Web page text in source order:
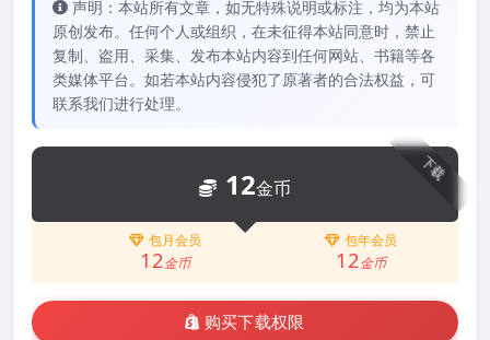
声明：本站所有文章，如无特殊说明或标注，均为本站
原创发布。任何个人或组织，在未征得本站同意时，禁止
复制、盗用、采集、发布本站内容到任何网站、书籍等各
类媒体平台。如若本站内容侵犯了原著者的合法权益，可
联系我们进行处理。
下载
12金币
包月会员
12金币
包年会员
12金币
购买下载权限